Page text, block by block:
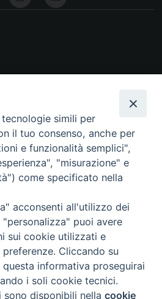
e cookie policy
- All Rights Reserved
Preferenze Cookie
simili per
il tuo consenso, anche per
e funzionalità semplici",
"misurazione" e
come specificato nella
acconsenti all'utilizzo dei
puoi avere
sui cookie utilizzati e
Cliccando su
informativa proseguirai
i soli cookie tecnici.
sono disponibili nellacookie